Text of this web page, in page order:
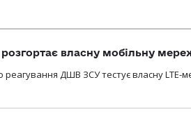
власну мобільну
ДШВ ЗСУ тестує власну LTE-